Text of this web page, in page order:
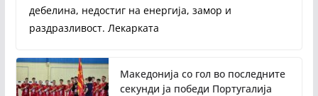
дебелина, недостиг на енергија, замор и
раздразливост. Лекарката
Македонија со гол во последните
секунди ја победи Португалија